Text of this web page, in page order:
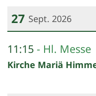
27 Sept. 2026
11:15 Hl. Messe
Kirche Mariä